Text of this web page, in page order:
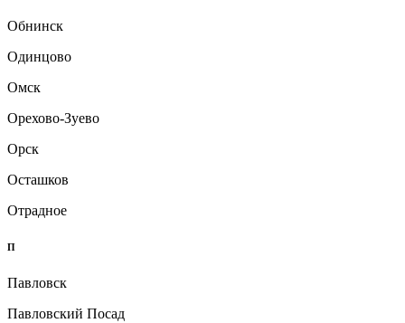
Обнинск
Одинцово
Омск
Орехово-Зуево
Орск
Осташков
Отрадное
П
Павловск
Павловский Посад